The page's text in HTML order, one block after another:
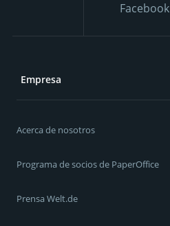
Facebook
Empresa
Acerca de nosotros
Programa de socios de PaperOffice
Prensa Welt.de